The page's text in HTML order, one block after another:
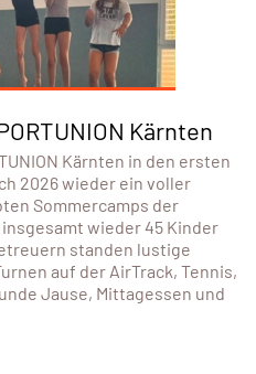
Kärnten
Kärnten in den ersten
2026 wieder ein voller
Sommercamps der
insgesamt wieder 45 Kinder
standen lustige
auf der AirTrack, Tennis,
Jause, Mittagessen und